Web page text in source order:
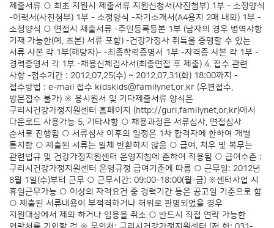
제출서류 ○ 최초 지원시 제출서류 지원신청서(사진첨부) 1부 - 소정양식
-이력서(사진첨부) 1부 - 소정양식 -자기소개서(A4용지 2매 내외) 1부 -
소정양식 ○ 면접시 제출서류 -주민등록등본 1부 (남자의 경우 병역사항
기재 가능한(예, 초본) 서류 포함) -건강가정사 취득을 증명할 수 있는
서류 사본 각 1부(해당자)- -최종학력증명서 1부 -자격증 사본 각 1부 -
경력증명서 각 1부 -채용신체검사서(최종면접 후 제출) 4. 접수 관련
사항 -접수기간 : 2012.07.25(수) ~ 2012.07.31(화) 18:00까지 -
접수방법 : e-mail 접수 kidskids@familynet.or.kr (우편접수,
방문접수 불가) ※ 응시원서 및 기타제출서류 양식은
구리시건강가정지원센터 홈페이지 (http://guri.familynet.or.kr)에서
다운로드 사용가능 5. 기타사항 ○ 채용과정은 서류심사, 면접심사
순서로 진행됨 ○ 서류심사 이후의 일정은 1차 합격자에 한하여 개별
통지함 ○ 제출된 서류는 일체 반환하지 않음 ○ 급여, 처우 및 복무는
관련법규 및 건강가정지원센터 운영지침에 준하여 적용됨 ○ 급여수준 :
구리시건강가정지원센터 운영규정 급여기준에 따름 ○ 근무일: 2012년
8월 1일(수)부터 근무 ○ 근무시간: 09:00-18:00(월-금) ※센터사업 시
휴일근무가능 ○ 이상의 자격요건 중 경력기간 등은 공고일 기준으로 함
○ 제출된 서류내용이 부적격하거나 허위로 판명되었을 경우
지원대상에서 제외 하거나 임용을 취소 ○ 반드시 직접 연락 가능한